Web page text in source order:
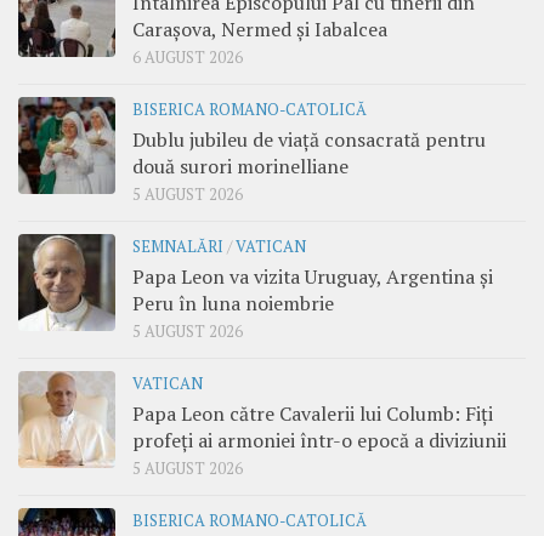
Carașova, Nermed și Iabalcea
6 AUGUST 2026
BISERICA ROMANO-CATOLICĂ
Dublu jubileu de viață consacrată pentru
două surori morinelliane
5 AUGUST 2026
SEMNALĂRI /VATICAN
Papa Leon va vizita Uruguay, Argentina și
Peru în luna noiembrie
5 AUGUST 2026
VATICAN
Papa Leon către Cavalerii lui Columb: Fiți
profeți ai armoniei într-o epocă a diviziunii
5 AUGUST 2026
BISERICA ROMANO-CATOLICĂ